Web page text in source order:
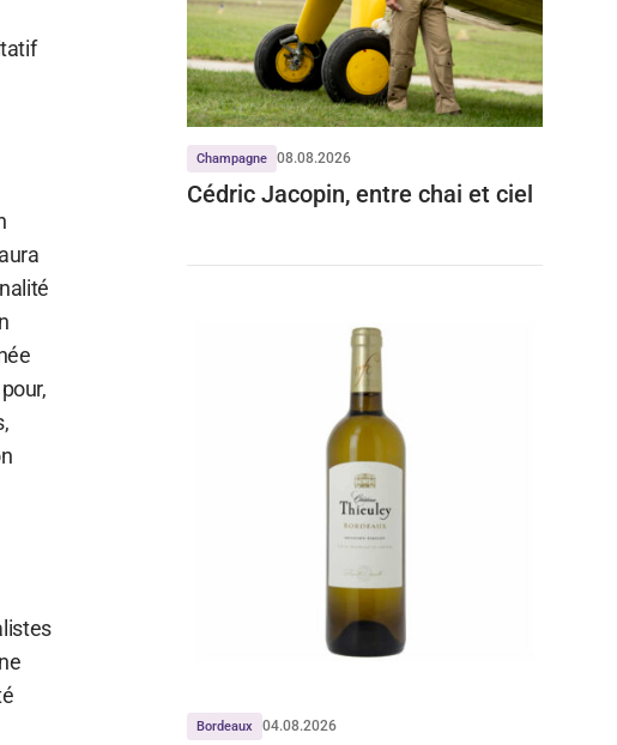
Champagne 08.08.2026
Cédric Jacopin, entre chai et ciel
Bordeaux 04.08.2026